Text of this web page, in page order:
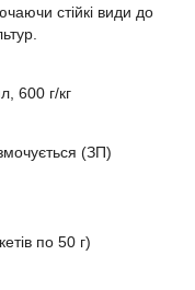
стійкі види до
600 г/кг
(ЗП)
по 50 г)